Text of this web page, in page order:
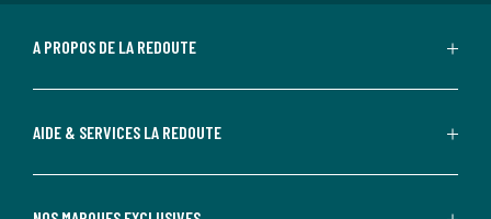
A PROPOS DE LA REDOUTE
AIDE & SERVICES LA REDOUTE